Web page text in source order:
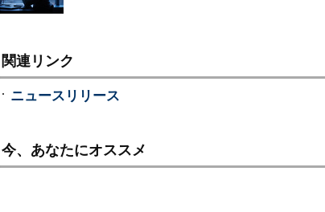
関連リンク
ニュースリリース
今、あなたにオススメ